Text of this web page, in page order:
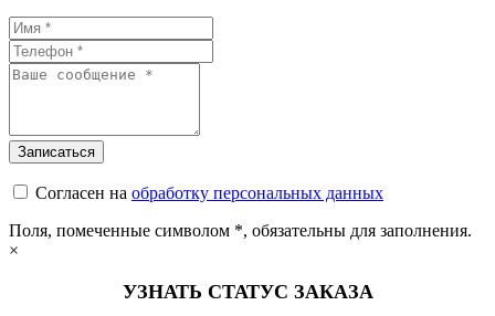
Согласен на обработку персональных данных
Поля, помеченные символом *, обязательны для заполнения.
×
УЗНАТЬ СТАТУС ЗАКАЗА